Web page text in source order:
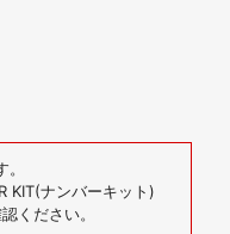
KIT(ナンバーキット)
ください。